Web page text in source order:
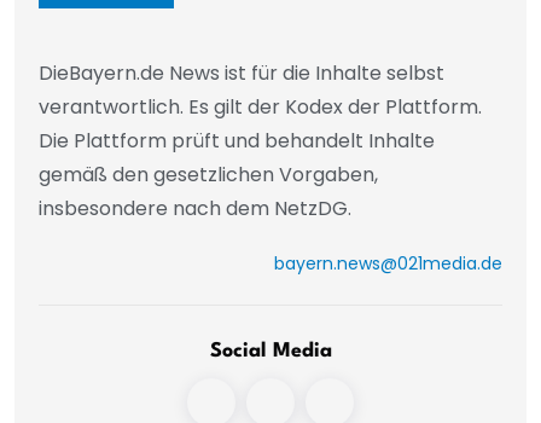
DieBayern.de News ist für die Inhalte selbst
verantwortlich. Es gilt der Kodex der Plattform.
Die Plattform prüft und behandelt Inhalte
gemäß den gesetzlichen Vorgaben,
insbesondere nach dem NetzDG.
bayern.news@021media.de
Social Media